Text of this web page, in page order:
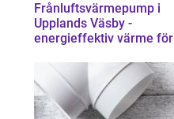
Frånluftsvärmepump i
Upplands Väsby -
energieffektiv värme för